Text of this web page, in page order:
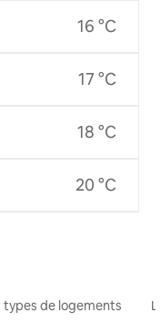
16 °C
17 °C
18 °C
20 °C
types de logements